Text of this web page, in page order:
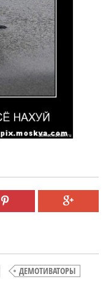
ДЕМОТИВАТОРЫ